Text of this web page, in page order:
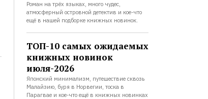
Роман на трёх языках, много чудес,
атмосферный островной детектив и кое-что
ещё в нашей подборке книжных новинок.
ТОП-10 самых ожидаемых
книжных новинок
июля-2026
Японский минимализм, путешествие сквозь
Малайзию, буря в Норвегии, тоска в
Парагвае и кое-что ещё в книжных новинках